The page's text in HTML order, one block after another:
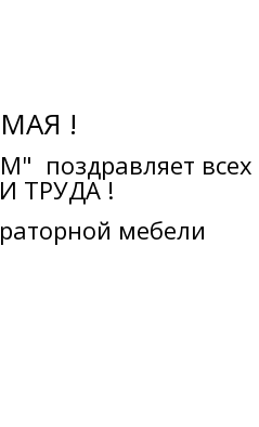
!
поздравляет всех
ТРУДА !